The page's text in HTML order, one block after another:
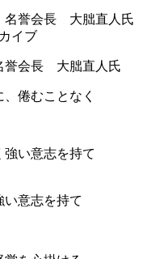
イブ
誉会長 大朏直人氏
倦むことなく
い意志を持て